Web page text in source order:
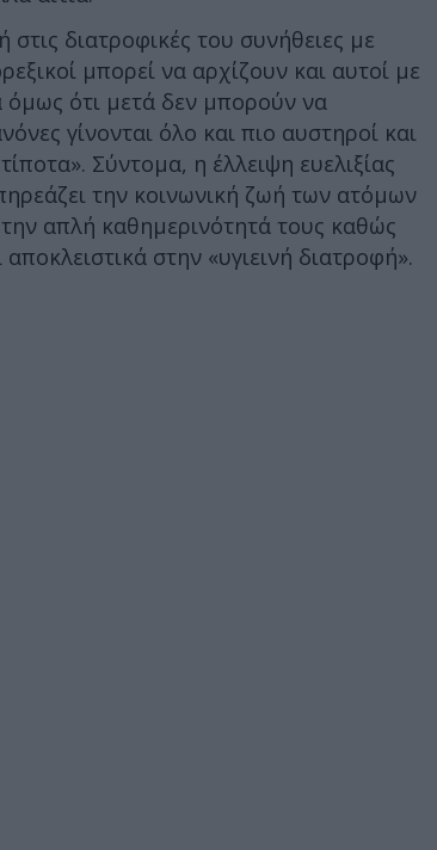
στις διατροφικές του συνήθειες με
μπορεί να αρχίζουν και αυτοί με
ότι μετά δεν μπορούν να
γίνονται όλο και πιο αυστηροί και
Σύντομα, η έλλειψη ευελιξίας
την κοινωνική ζωή των ατόμων
απλή καθημερινότητά τους καθώς
στην «υγιεινή διατροφή».